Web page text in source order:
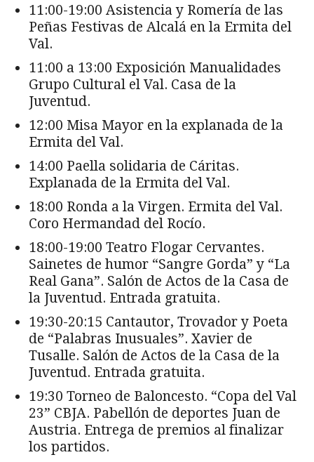
11:00-19:00 Asistencia y Romería de las
Peñas Festivas de Alcalá en la Ermita del
Val.
11:00 a 13:00 Exposición Manualidades
Grupo Cultural el Val. Casa de la
Juventud.
12:00 Misa Mayor en la explanada de la
Ermita del Val.
14:00 Paella solidaria de Cáritas.
Explanada de la Ermita del Val.
18:00 Ronda a la Virgen. Ermita del Val.
Coro Hermandad del Rocío.
18:00-19:00 Teatro Flogar Cervantes.
Sainetes de humor “Sangre Gorda” y “La
Real Gana”. Salón de Actos de la Casa de
la Juventud. Entrada gratuita.
19:30-20:15 Cantautor, Trovador y Poeta
de “Palabras Inusuales”. Xavier de
Tusalle. Salón de Actos de la Casa de la
Juventud. Entrada gratuita.
19:30 Torneo de Baloncesto. “Copa del Val
23” CBJA. Pabellón de deportes Juan de
Austria. Entrega de premios al finalizar
los partidos.